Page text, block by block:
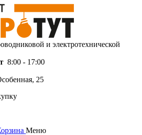
и электротехнической
8:00 - 17:00
25
Меню